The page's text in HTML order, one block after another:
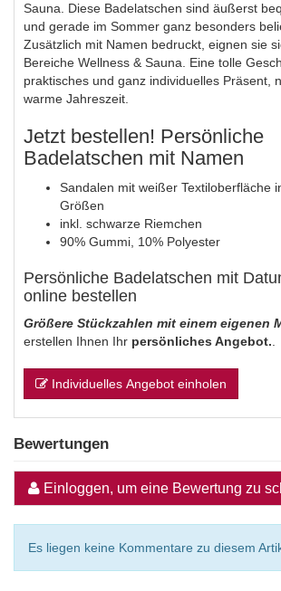
Sauna. Diese Badelatschen sind äußerst
und gerade im Sommer ganz besonders
Zusätzlich mit Namen bedruckt, eignen sie
Bereiche Wellness & Sauna. Eine tolle
praktisches und ganz individuelles Präsent,
warme Jahreszeit.
Jetzt bestellen! Persönliche
Badelatschen mit Namen
Sandalen mit weißer Textiloberfläche
Größen
inkl. schwarze Riemchen
90% Gummi, 10% Polyester
Persönliche Badelatschen mit
online bestellen
Größere Stückzahlen mit einem eigenen
erstellen Ihnen Ihr persönliches Angebot.
Individuelles Angebot einholen
Bewertungen
Einloggen, um eine Bewertung zu
Es liegen keine Kommentare zu diesem